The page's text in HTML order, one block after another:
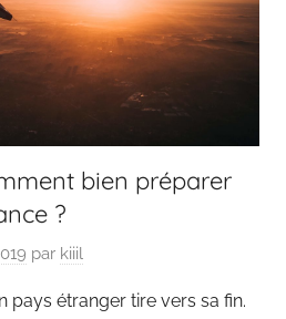
bien préparer
?
par kiiil
pays étranger tire vers sa fin.